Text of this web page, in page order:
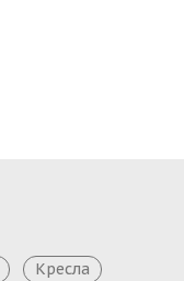
Кресла